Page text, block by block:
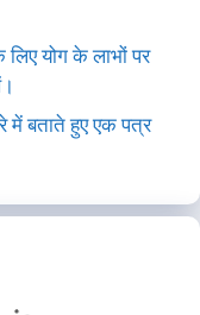
योग के लाभों पर
में बताते हुए एक पत्र